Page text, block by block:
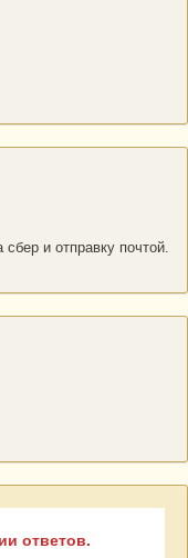
и отправку почтой.
ответов.